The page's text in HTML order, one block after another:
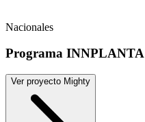
Nacionales
Programa INNPLANTA
Ver proyecto Mighty